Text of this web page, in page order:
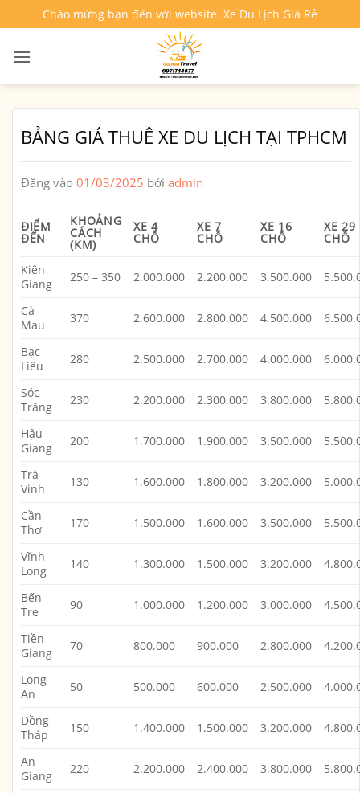
qua
nội
Chào mừng bạn đến với website. Xe Du Lịch Giá Rẻ
BẢNG GIÁ THUÊ XE DU LỊCH TẠI TPHCM
Đăng vào 01/03/2025 bởi admin
ĐIỂM
ĐẾN
KHOẢNG
CÁCH
(KM)
XE 4
CHỖ
XE 7
CHỖ
XE 16
CHỖ
XE 29
CHỖ
Kiên
Giang
250 – 350 2.000.000 2.200.000 3.500.000
Cà
Mau
370 2.600.000 2.800.000 4.500.000
Bạc
Liêu
280 2.500.000 2.700.000 4.000.000
Sóc
Trăng
230 2.200.000 2.300.000 3.800.000
Hậu
Giang
200 1.700.000 1.900.000 3.500.000
Trà
Vinh
130 1.600.000 1.800.000 3.200.000
Cần
Thơ
170 1.500.000 1.600.000 3.500.000
Vĩnh
Long
140 1.300.000 1.500.000 3.200.000
Bến
Tre
90 1.000.000 1.200.000 3.000.000
Tiền
Giang
70 800.000 900.000 2.800.000
Long
An
50 500.000 600.000 2.500.000
Đồng
Tháp
150 1.400.000 1.500.000 3.200.000
An
Giang
220 2.200.000 2.400.000 3.800.000